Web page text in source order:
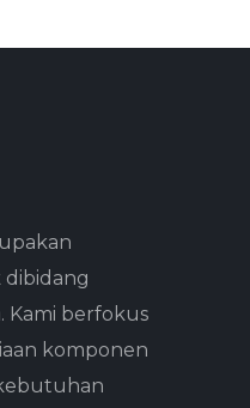
dibidang
Kami berfokus
komponen